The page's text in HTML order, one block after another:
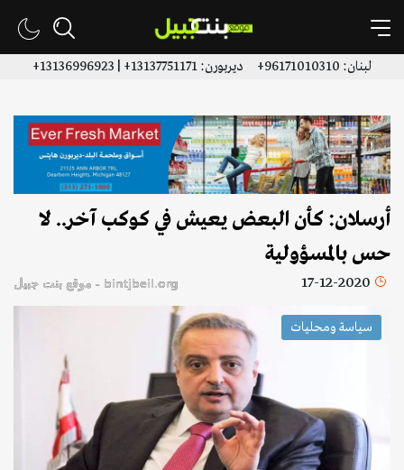
لبنان: 96171010310+ ديربورن: 13137751171+ | 13136996923+
أرسلان: كأن البعض يعيش في كوكب آخر.. لا
حس بالمسؤولية
17-12-2020 bintjbeil.org - موقع بنت جبيل
سياسة ومحليات